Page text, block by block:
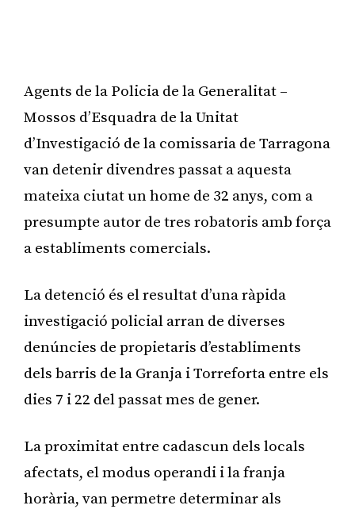
Agents de la Policia de la Generalitat –
Mossos d’Esquadra de la Unitat
d’Investigació de la comissaria de Tarragona
van detenir divendres passat a aquesta
mateixa ciutat un home de 32 anys, com a
presumpte autor de tres robatoris amb força
a establiments comercials.
La detenció és el resultat d’una ràpida
investigació policial arran de diverses
denúncies de propietaris d’establiments
dels barris de la Granja i Torreforta entre els
dies 7 i 22 del passat mes de gener.
La proximitat entre cadascun dels locals
afectats, el modus operandi i la franja
horària, van permetre determinar als